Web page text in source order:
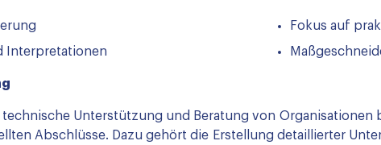
Interpretationen
Fokus auf
technische Unterstützung und Beratung von Organisationen
Abschlüsse. Dazu gehört die Erstellung detaillierter